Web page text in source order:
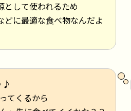
として使われるため
に最適な食べ物なんだよ
てくるから